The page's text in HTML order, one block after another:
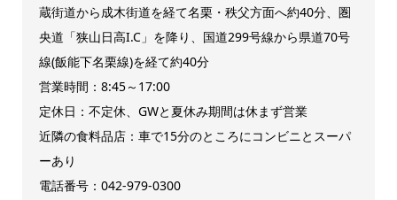
蔵街道から成木街道を経て名栗・秩父方面へ約40分、圏
央道「狭山日高I.C」を降り、国道299号線から県道70号
線(飯能下名栗線)を経て約40分
営業時間：8:45～17:00
定休日：不定休、GWと夏休み期間は休まず営業
近隣の食料品店：車で15分のところにコンビニとスーパ
ーあり
電話番号：042-979-0300